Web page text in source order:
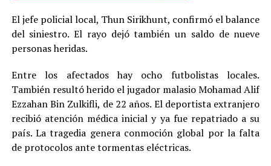
El jefe policial local, Thun Sirikhunt, confirmó el balance
del siniestro. El rayo dejó también un saldo de nueve
personas heridas.
Entre los afectados hay ocho futbolistas locales.
También resultó herido el jugador malasio Mohamad Alif
Ezzahan Bin Zulkifli, de 22 años. El deportista extranjero
recibió atención médica inicial y ya fue repatriado a su
país. La tragedia genera conmoción global por la falta
de protocolos ante tormentas eléctricas.